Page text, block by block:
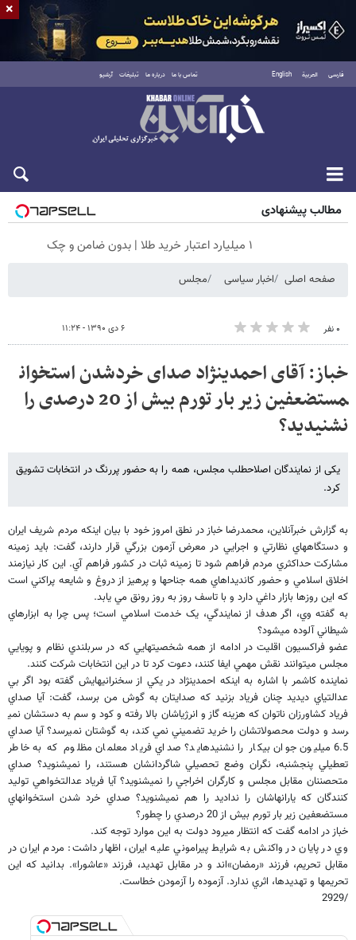
فارسی العربية English تماس با ما درباره ما تبلیغات آرشیو
جمعه ۱۶ مرداد ۱۴۰۵
مطالب پیشنهادی
۱ میلیارد اعتبار خرید طلا | بدون ضامن و چک
صفحه اصلی اخبار سیاسی مجلس
۰ نفر ۶ دی ۱۳۹۰ - ۱۱:۲۴
خباز: آقای احمدی​نژاد صدای خردشدن استخوان​
مستضعفین زیر بار تورم بیش از 20 درصدی را
نشنیدید؟
یکی از نمایندگان اصلاح​طلب مجلس، همه را به حضور پررنگ در انتخابات تشویق
کرد.
به گزارش خبرآنلاين، محمدرضا خباز در نطق امروز خود با بيان اينکه مردم شريف ايران
و دستگاه​هاي نظارتي و اجرايي در معرض آزمون بزرگي قرار دارند، گفت: بايد زمينه
مشارکت حداکثري مردم فراهم شود تا زمينه ثبات در کشور فراهم آي. اين کار نيازمند
اخلاق اسلامي و حضور کانديداهاي همه جناح​ها و پرهيز از دروغ و شايعه پراکني است
که اين روزها بازار داغي دارد و با تاسف روز به روز رونق مي يابد.
به گفته وي، اگر هدف از نمايندگي، يک خدمت اسلامي است؛ پس چرا به ابزارهاي
شيطاني آلوده مي​شود؟
عضو فراکسيون اقليت در ادامه از همه شخصيت​هايي که در سربلندي نظام و پويايي
مجلس مي​توانند نقش مهمي ايفا کنند، دعوت کرد تا در اين انتخابات شرکت کنند.
نماينده کاشمر با اشاره به اينکه احمدي​نژاد در يکي از سخنراني​هايش گفته بود اگر بي
عدالتي​اي ديديد چنان فرياد بزنيد که صدايتان به گوش من برسد، گفت: آيا صداي
فرياد کشاورزان ناتوان که هزينه گاز و انرژي​اشان بالا رفته و کود و سم به دستشان نمي​
رسد و دولت محصولاتشان را خريد تضميني نمي کند، به گوشتان نمي​رسد؟ آيا صداي
6.5 ميليون جوان بيکار را نشنيده​ايد؟ صداي فرياد معلمان مظلوم که به خاطر
تعطيلي پنجشنبه، نگران وضع تحصيلي شاگردانشان هستند، را نمي​شنويد؟ صداي
متحصننان مقابل مجلس و کارگران اخراجي را نمي​شنويد؟ آيا فرياد عدالت​خواهي توليد
کنندگان که يارانه​اشان را نداديد را هم نمي​شنويد؟ صداي خرد شدن استخوان​هاي
مستضعفين زير بار تورم بيش از 20 درصدي را چطور؟
خباز در ادامه گفت که انتظار مي​رود دولت به اين موارد توجه کند.
وي در پايان در واکنش به شرايط پيراموني عليه ايران، اظهار داشت: مردم ايران در
مقابل تحريم، فرزند «رمضان»اند و در مقابل تهديد، فرزند «عاشورا». بدانيد که اين
تحريم​ها و تهديد​ها، اثري ندارد. آزموده را آزمودن خطاست.
/2929
×